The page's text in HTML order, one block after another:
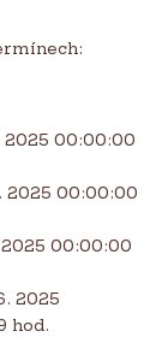
2025 00:00:00
2025 00:00:00
00:00:00
2025
hod.